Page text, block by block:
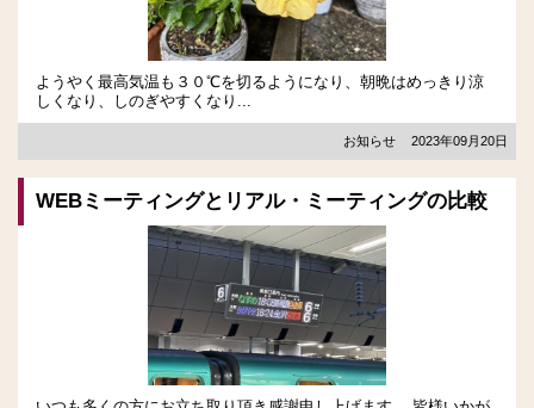
ようやく最高気温も３０℃を切るようになり、朝晩はめっきり涼
しくなり、しのぎやすくなり...
お知らせ 2023年09月20日
WEBミーティングとリアル・ミーティングの比較